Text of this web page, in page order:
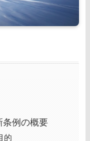
条例の概要
的